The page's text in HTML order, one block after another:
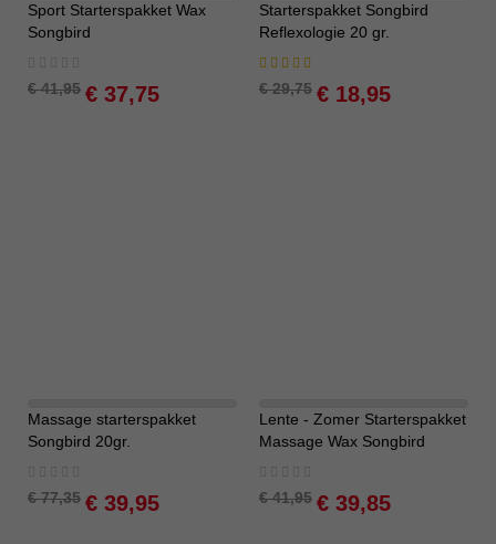
-10%
Sport Starterspakket Wax
Songbird
€ 41,95 Special
Price
€ 37,75
-36%
Starterspakket Songbird
Reflexologie 20 gr.
Waardering:
€ 29,75 Special
Price
€ 18,95
-48%
Massage starterspakket
Songbird 20gr.
€ 77,35 Special
Price
€ 39,95
-5%
Lente - Zomer Starterspakket
Massage Wax Songbird
€ 41,95 Special
Price
€ 39,85